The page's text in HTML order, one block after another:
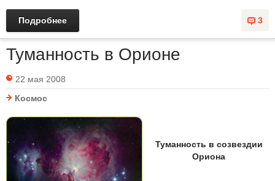
3
Подробнее
Туманность в Орионе
22 мая 2008
Космос
Туманность в созвездии
Ориона